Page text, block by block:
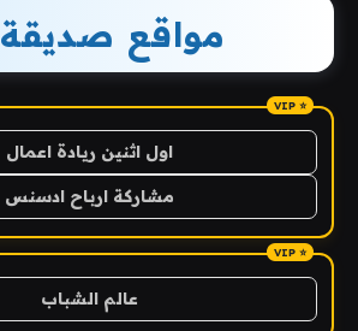
مواقع صديقة
اول اثنين ريادة اعمال
مشاركة ارباح ادسنس
عالم الشباب